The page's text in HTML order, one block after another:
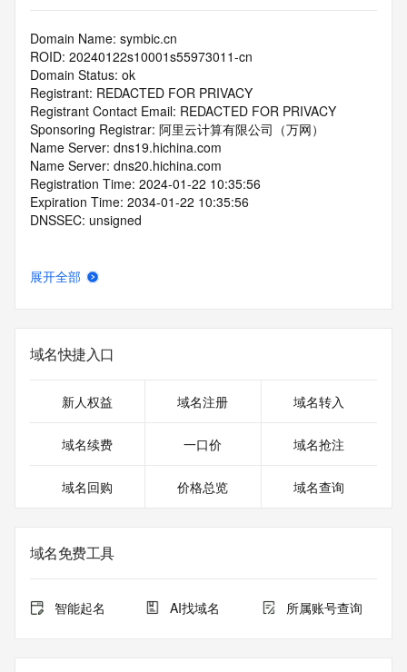
Domain Name: symbic.cn
ROID: 20240122s10001s55973011-cn
Domain Status: ok
Registrant: REDACTED FOR PRIVACY
Registrant Contact Email: REDACTED FOR PRIVACY
Sponsoring Registrar: 阿里云计算有限公司（万网）
Name Server: dns19.hichina.com
Name Server: dns20.hichina.com
Registration Time: 2024-01-22 10:35:56
Expiration Time: 2034-01-22 10:35:56
DNSSEC: unsigned
展开全部
域名快捷入口
新人权益 域名注册 域名转入
域名续费 一口价 域名抢注
域名回购 价格总览 域名查询
域名免费工具
智能起名 AI找域名 所属账号查询